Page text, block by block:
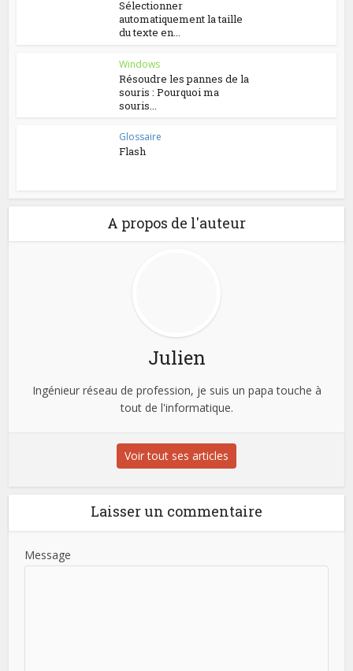
Sélectionner
automatiquement la taille
du texte en...
Windows
Résoudre les pannes de la
souris : Pourquoi ma
souris...
Glossaire
Flash
A propos de l'auteur
Julien
Ingénieur réseau de profession, je suis un papa touche à
tout de l'informatique.
Voir tout ses articles
Laisser un commentaire
Message